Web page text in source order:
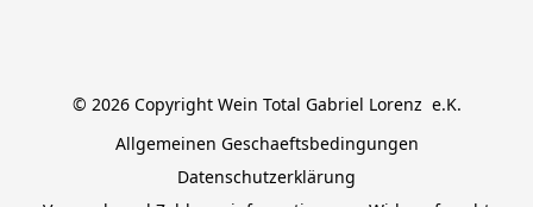
© 2026 Copyright Wein Total Gabriel Lorenz  e.K.
Allgemeinen Geschaeftsbedingungen
Datenschutzerklärung